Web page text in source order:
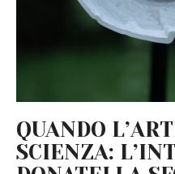
QUANDO
SCIENZA: